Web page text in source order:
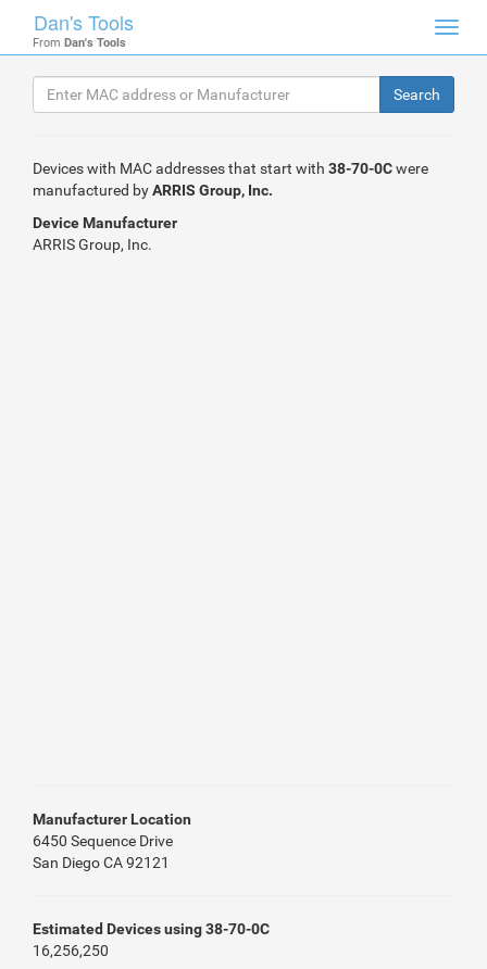
Dan's Tools
From Dan's Tools
Devices with MAC addresses that start with 38-70-0Cwere
manufactured byARRIS Group, Inc.
Device Manufacturer
ARRIS Group, Inc.
Manufacturer Location
6450 Sequence Drive
San Diego CA 92121
Estimated Devices using 38-70-0C
16,256,250